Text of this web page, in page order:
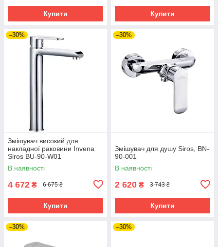
Купити Купити
–30%
Змішувач високий для
накладної раковини Invena
Siros BU-90-W01
В наявності
4 672 ₴ 6 675 ₴
Купити
–30%
Змішувач для душу Siros, BN-
90-001
В наявності
2 620 ₴ 3 743 ₴
Купити
–30% –30%